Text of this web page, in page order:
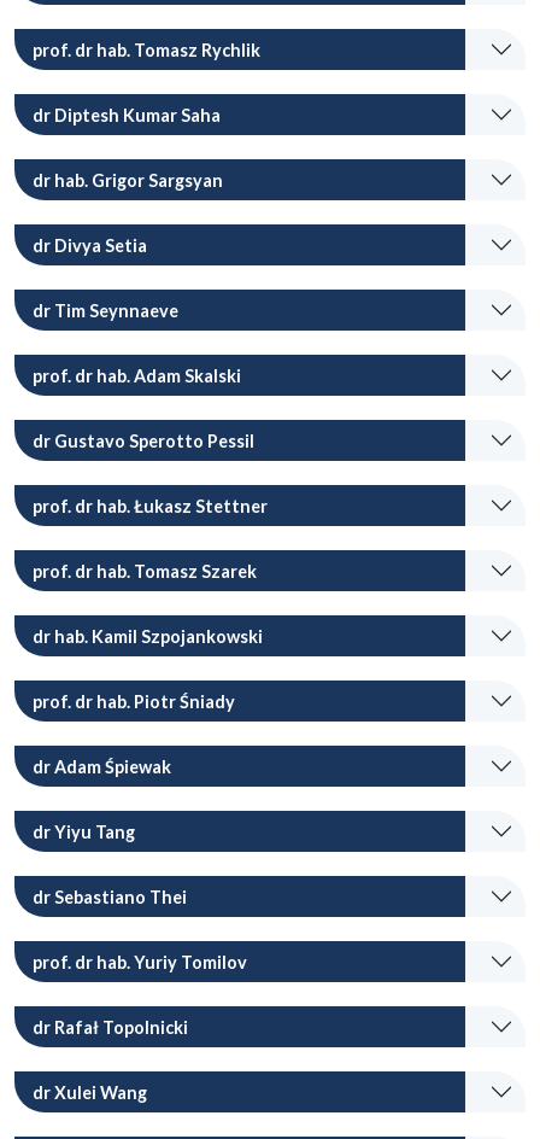
prof. dr hab. Tomasz Rychlik
dr Diptesh Kumar Saha
dr hab. Grigor Sargsyan
dr Divya Setia
dr Tim Seynnaeve
prof. dr hab. Adam Skalski
dr Gustavo Sperotto Pessil
prof. dr hab. Łukasz Stettner
prof. dr hab. Tomasz Szarek
dr hab. Kamil Szpojankowski
prof. dr hab. Piotr Śniady
dr Adam Śpiewak
dr Yiyu Tang
dr Sebastiano Thei
prof. dr hab. Yuriy Tomilov
dr Rafał Topolnicki
dr Xulei Wang